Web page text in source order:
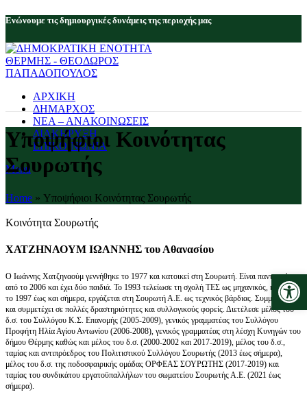
Eνώνουμε τις δημιουργικές δυνάμεις της περιοχής μας
ΑΡΧΙΚΗ
ΔΗΜΑΡΧΟΣ
ΝΕΑ – ΑΝΑΚΟΙΝΩΣΕΙΣ
ΔΙΑΚΗΡΥΞΗ
ΕΠΙΚΟΙΝΩΝΙΑ
Menu
Υποψήφιοι Κοινότητας
Σουρωτής
Home » Υποψήφιοι Κοινότητας Σουρωτής
Κοινότητα Σουρωτής
ΧΑΤΖΗΝΑΟΥΜ ΙΩΑΝΝΗΣ του Αθανασίου
Ο Ιωάννης Χατζηναούμ γεννήθηκε το 1977 και κατοικεί στη Σουρωτή. Είναι παντρεμένος
από το 2006 και έχει δύο παιδιά. Το 1993 τελείωσε τη σχολή ΤΕΣ ως μηχανικός, και από
το 1997 έως και σήμερα, εργάζεται στη Σουρωτή Α.Ε. ως τεχνικός βάρδιας. Συμμετείχε
και συμμετέχει σε πολλές δραστηριότητες και συλλογικούς φορείς. Διετέλεσε μέλος του
δ.σ. του Συλλόγου Κ.Σ. Επανομής (2005-2009), γενικός γραμματέας του Συλλόγου
Προφήτη Ηλία Αγίου Αντωνίου (2006-2008), γενικός γραμματέας στη λέσχη Κυνηγών του
δήμου Θέρμης καθώς και μέλος του δ.σ. (2000-2002 και 2017-2019), μέλος του δ.σ.,
ταμίας και αντιπρόεδρος του Πολιτιστικού Συλλόγου Σουρωτής (2013 έως σήμερα),
μέλος του δ.σ. της ποδοσφαιρικής ομάδας ΟΡΦΕΑΣ ΣΟΥΡΩΤΗΣ (2017-2019) και
ταμίας του συνδικάτου εργατοϋπαλλήλων του σωματείου Σουρωτής Α.Ε. (2021 έως
σήμερα).